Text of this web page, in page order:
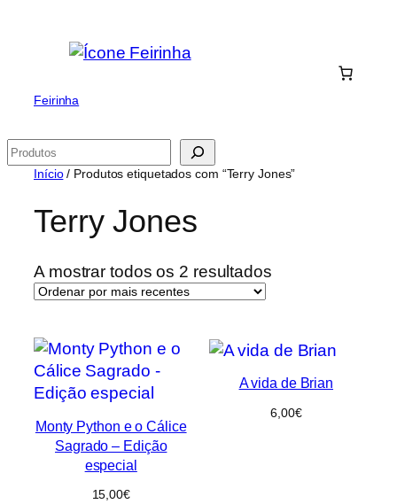
Feirinha
Pesquisar
Início/ Produtos etiquetados com “Terry Jones”
Terry Jones
A mostrar todos os 2 resultadosOrdenado
Monty Python e o Cálice
Sagrado – Edição
especial
15,00€
A vida de Brian
6,00€